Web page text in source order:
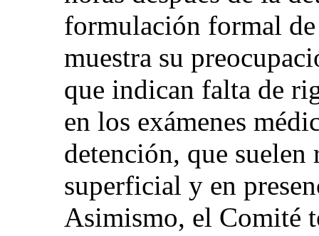
formulación formal
muestra su
que indican falta de
en los exámenes
detención, que suelen
superficial y en
Asimismo, el Comité